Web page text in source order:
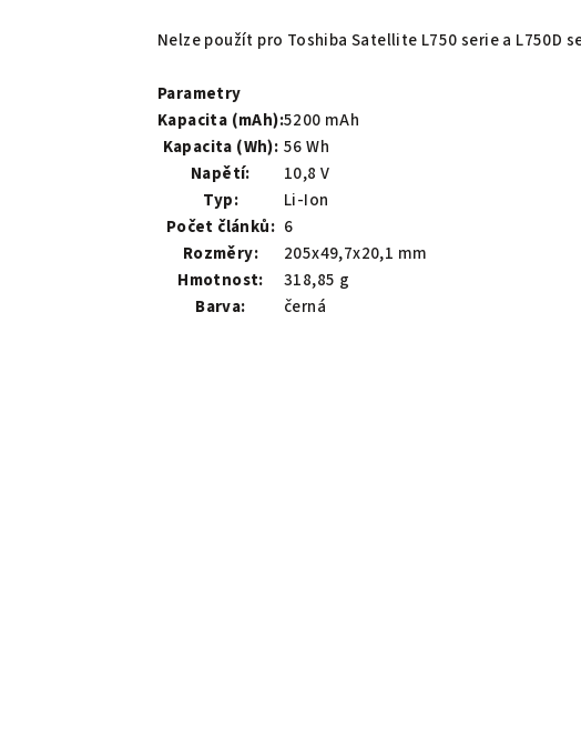
Nelze použít pro Toshiba Satellite L750 serie a L750D
Parametry
Kapacita (mAh):5200 mAh
Kapacita (Wh): 56 Wh
Napětí:
10,8 V
Typ:
Li-Ion
Počet článků: 6
Rozměry:
205x49,7x20,1 mm
Hmotnost:
318,85 g
Barva:
černá